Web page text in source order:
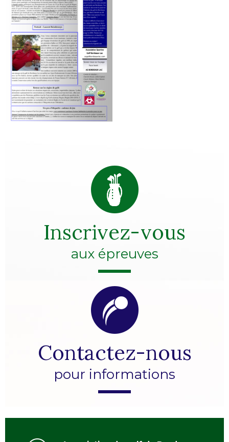
Inscrivez-vous
aux épreuves
Contactez-nous
pour informations